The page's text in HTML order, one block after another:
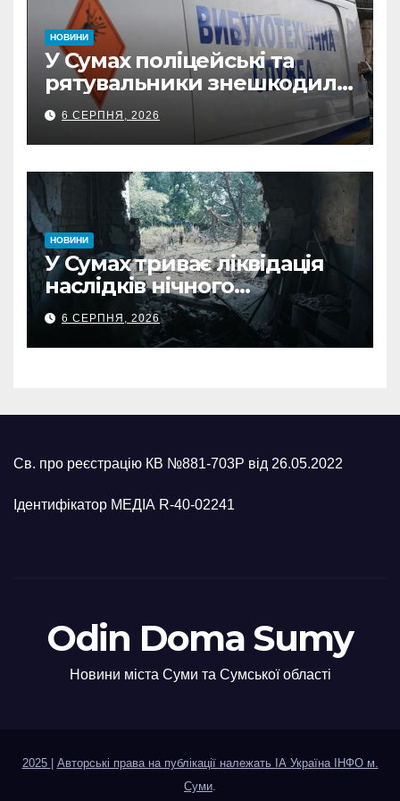
НОВИНИ
У Сумах поліцейські та
рятувальники знешкодили
500-кілограмову авіабомбу
росіян
6 СЕРПНЯ, 2026
НОВИНИ
У Сумах триває ліквідація
наслідків нічного
масованого удару КАБами
6 СЕРПНЯ, 2026
Св. про реєстрацію КВ №881-703Р від 26.05.2022
Ідентифікатор МЕДІА R-40-02241
Odin Doma Sumy
Новини міста Суми та Сумської області
2025
Авторські права на публікації належать ІА Україна ІНФО м.
Суми.